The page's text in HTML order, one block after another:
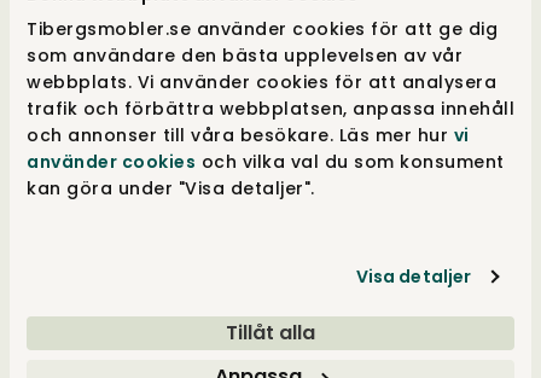
Tibergsmobler.se använder cookies för att ge dig
som användare den bästa upplevelsen av vår
webbplats. Vi använder cookies för att analysera
trafik och förbättra webbplatsen, anpassa innehåll
och annonser till våra besökare. Läs mer hur vi
använder cookies och vilka val du som konsument
kan göra under "Visa detaljer".
Visa detaljer
Tillåt alla
Tibergs Möbler har funnits på Bangatan 19 i
Majorna, Göteborg sedan 1923 och är idag
stolta över att sälja och leverera möbler till
hela Sverige. Med 3.000 m² fördelat på fem
våningar, är vår butik fylld med alltifrån
sängar, till förvaringslösningar och
matgrupper. Besök vår butik i Göteborg eller
handla online på tibergsmobler.se. Vi ser fram